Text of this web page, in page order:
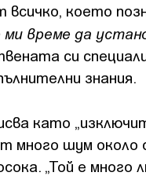
всичко, което
ми време да
си
знания.
като
много шум около
„Той е